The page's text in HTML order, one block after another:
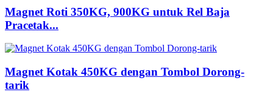
Magnet Roti 350KG, 900KG untuk Rel Baja
Pracetak...
Magnet Kotak 450KG dengan Tombol Dorong-
tarik